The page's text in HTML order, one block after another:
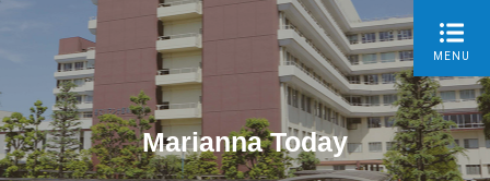
MENU
Marianna Today